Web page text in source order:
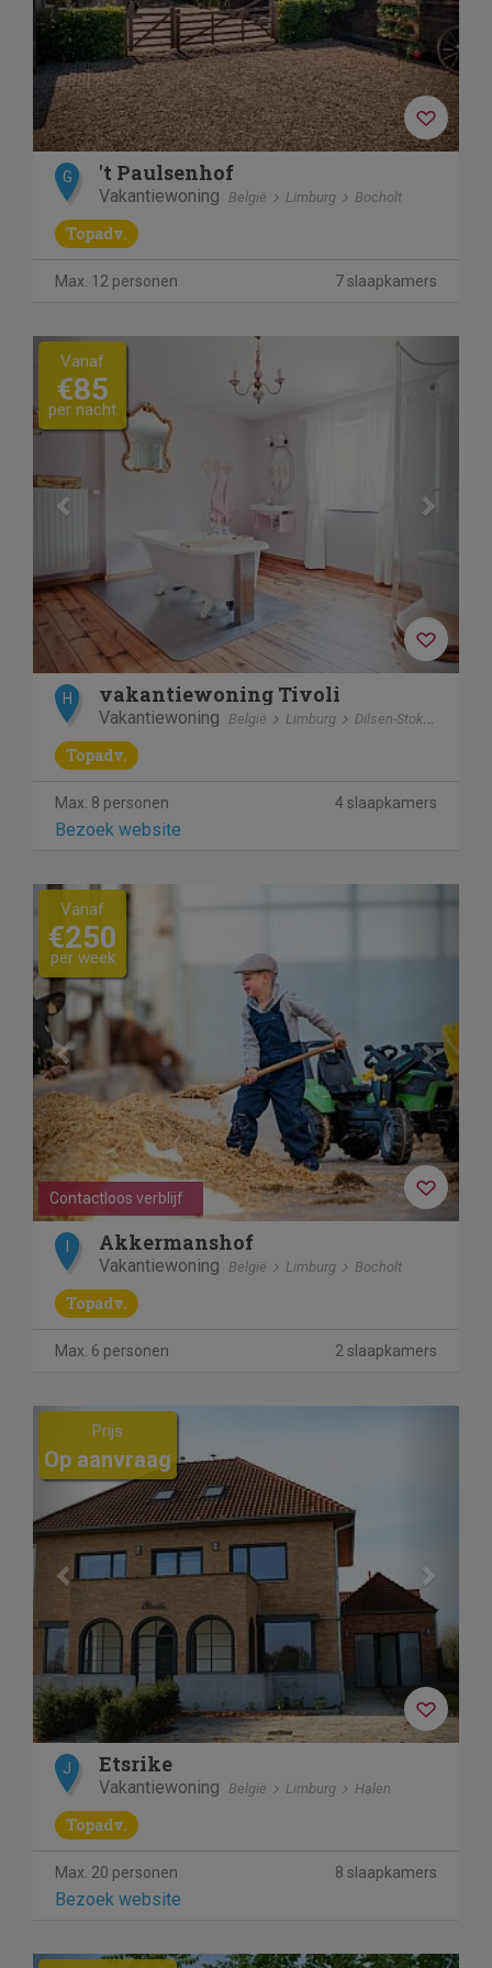
G 't Paulsenhof
Vakantiewoning België Limburg Bocholt
Topadv.
Max. 12 personen 7 slaapkamers
Previous
Vanaf
€85
per nacht
H vakantiewoning Tivoli
Vakantiewoning België Limburg Dilsen-Stokkem
Topadv.
Max. 8 personen 4 slaapkamers
Bezoek website
Previous
Contactloos verblijf
Vanaf
€250
per week
Akkermanshof
Vakantiewoning België Limburg Bocholt
Topadv.
Max. 6 personen 2 slaapkamers
Previous
Prijs
Op aanvraag
J Etsrike
Vakantiewoning België Limburg Halen
Topadv.
Max. 20 personen 8 slaapkamers
Bezoek website